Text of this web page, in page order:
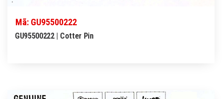
Mã: GU95500222
GU95500222 | Cotter Pin